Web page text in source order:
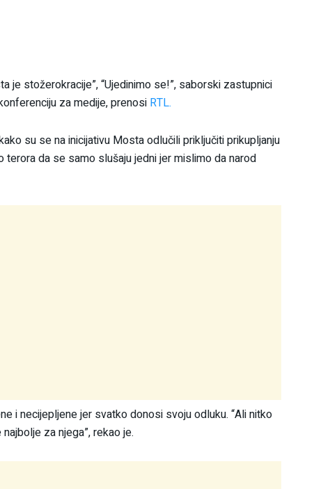
je stožerokracije”, “Ujedinimo se!”, saborski zastupnici
za medije, prenosi RTL.
su se na inicijativu Mosta odlučili priključiti prikupljanju
da se samo slušaju jedni jer mislimo da narod
i necijepljene jer svatko donosi svoju odluku. “Ali nitko
za njega”, rekao je.